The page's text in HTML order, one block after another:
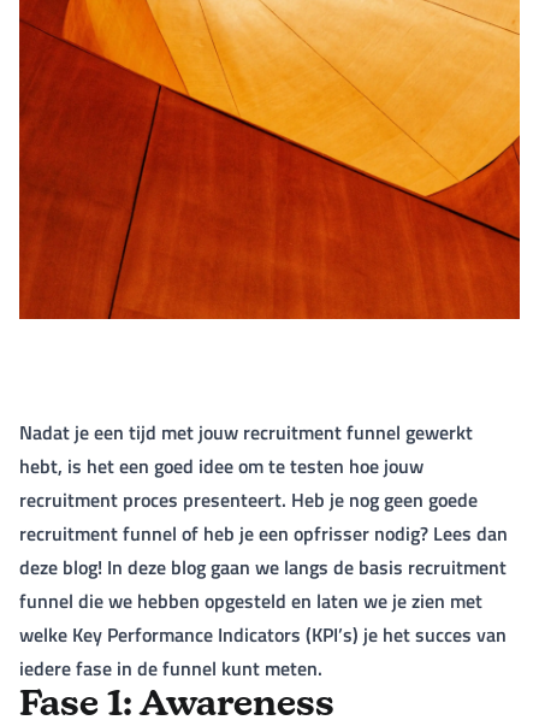
Nadat je een tijd met jouw recruitment funnel gewerkt
hebt, is het een goed idee om te testen hoe jouw
recruitment proces presenteert. Heb je nog geen goede
recruitment funnel of heb je een opfrisser nodig? Lees dan
deze blog! In deze blog gaan we langs de basis recruitment
funnel die we hebben opgesteld en laten we je zien met
welke Key Performance Indicators (KPI’s) je het succes van
iedere fase in de funnel kunt meten.
Fase 1: Awareness